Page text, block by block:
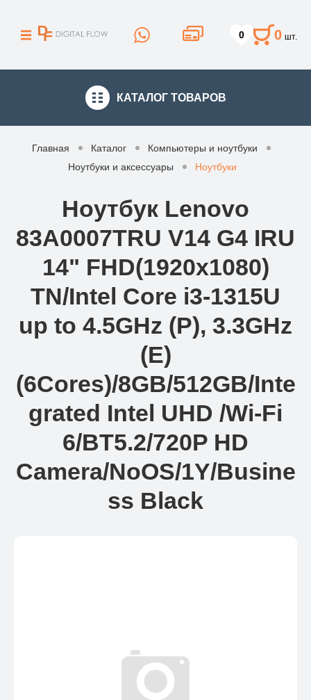
0 0 шт.
КАТАЛОГ ТОВАРОВ
Главная Каталог
Компьютеры и ноутбуки
Ноутбуки и аксессуары
Ноутбуки
Ноутбук Lenovo
83A0007TRU V14 G4 IRU
14" FHD(1920x1080)
TN/Intel Core i3-1315U
up to 4.5GHz (P), 3.3GHz
(E)
(6Cores)/8GB/512GB/Inte
grated Intel UHD /Wi-Fi
6/BT5.2/720P HD
Camera/NoOS/1Y/Busine
ss Black